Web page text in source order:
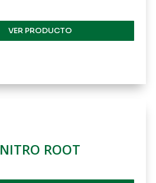
VER PRODUCTO
NITRO ROOT